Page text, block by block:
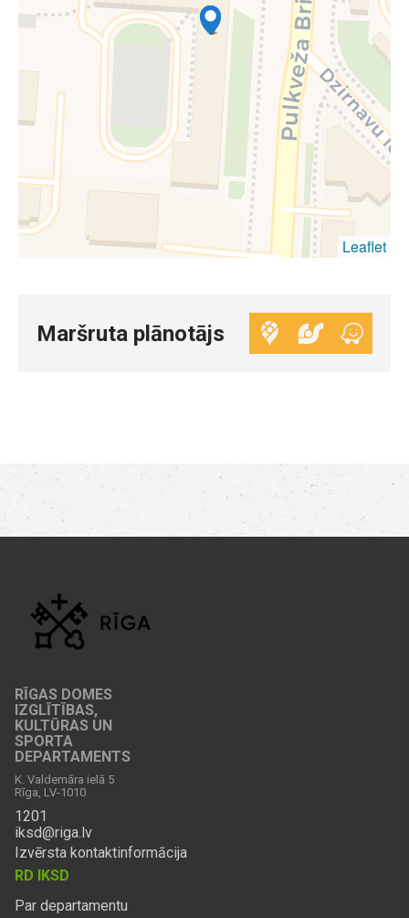
Leaflet
Maršruta plānotājs
RĪGAS DOMES
IZGLĪTĪBAS,
KULTŪRAS UN
SPORTA
DEPARTAMENTS
K. Valdemāra ielā 5
Rīga, LV-1010
1201
iksd@riga.lv
Izvērsta kontaktinformācija
RD IKSD
Par departamentu